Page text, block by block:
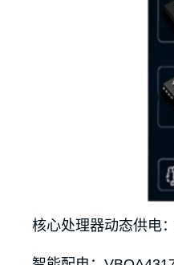
核心处理器动态供电